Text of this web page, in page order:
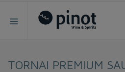
TORNAI PREMIUM